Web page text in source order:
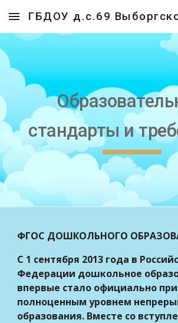
Skip to main content
стандарты и
ФГОС ДОШКОЛЬНОГО
С 1 сентября 2013 года в
Федерации дошкольное
впервые стало официально
полноценным уровнем
образования. Вместе со